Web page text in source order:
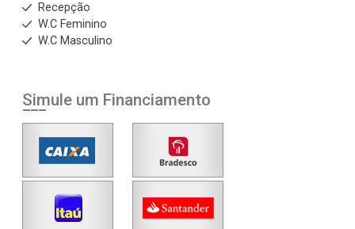
Recepção
W.C Feminino
W.C Masculino
Simule um Financiamento